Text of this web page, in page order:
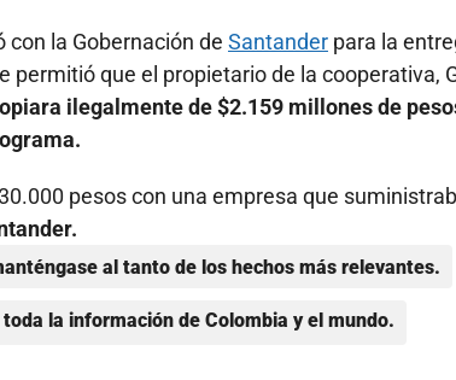
la Gobernación de Santander para la
que el propietario de la cooperativa,
ilegalmente de $2.159 millones de
pesos con una empresa que
al tanto de los hechos más relevantes.
la información de Colombia y el mundo.